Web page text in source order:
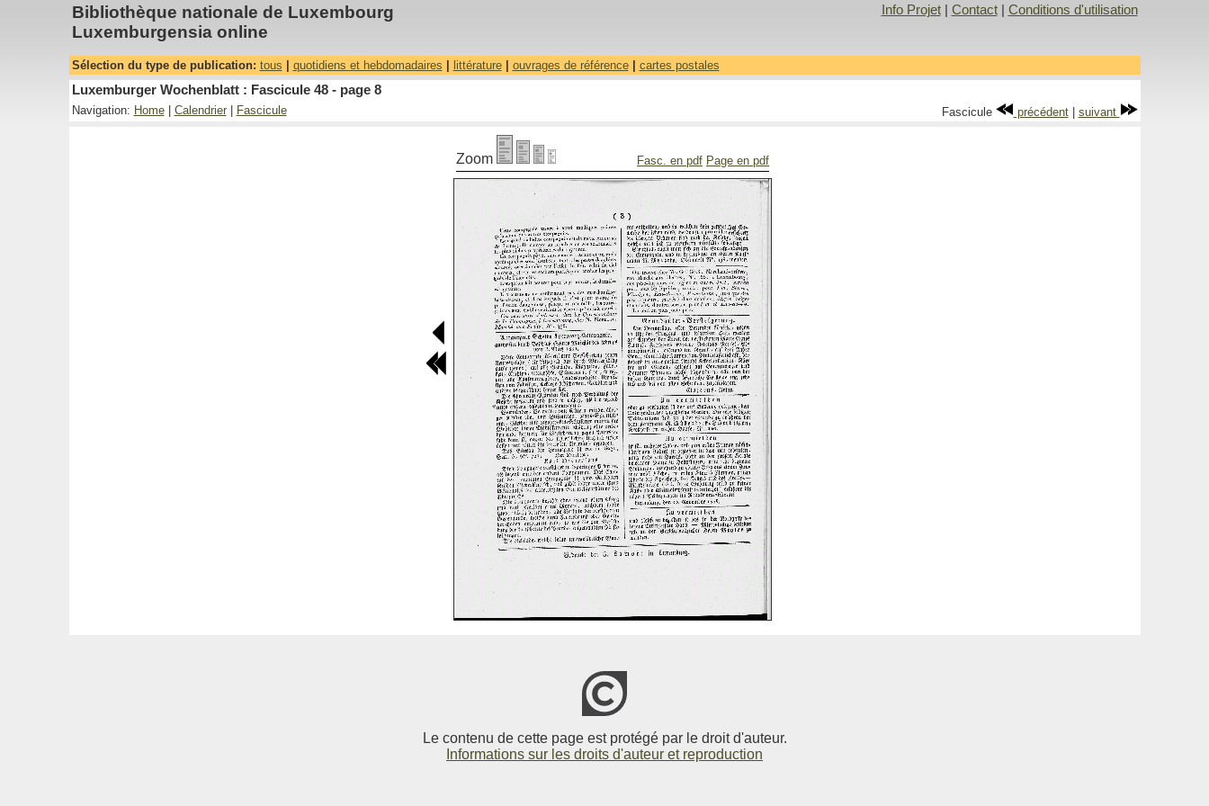
Bibliothèque nationale de Luxembourg
Luxemburgensia online
Info Projet| Contact| Conditions d'utilisation
Sélection du type de publication: tous quotidiens et hebdomadaires littérature| ouvrages de référence| cartes postales
Luxemburger Wochenblatt : Fascicule 48 - page 8
Navigation: Home| Calendrier| Fascicule Fascicule précédent| suivant
Zoom Fasc. en pdf Page en pdf
Le contenu de cette page est protégé par le droit d'auteur.
Informations sur les droits d'auteur et reproduction